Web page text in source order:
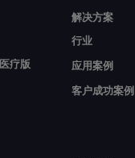
疗版
解决方案
行业
应用案例
客户成功案例